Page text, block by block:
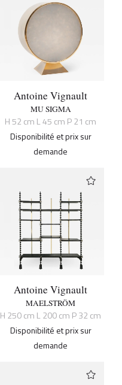
Antoine Vignault
MU SIGMA
H 52 cm L 45 cm P 21 cm
Disponibilité et prix sur
demande
Antoine Vignault
MAELSTRÖM
H 250 cm L 200 cm P 32 cm
Disponibilité et prix sur
demande